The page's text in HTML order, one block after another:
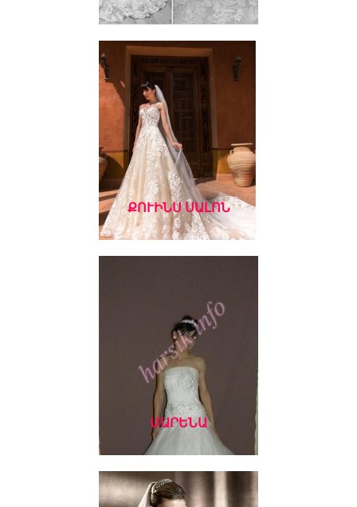
ՔՈՒԻՆՍ ՍԱԼՈՆ
ՄԱՐԵՆԱ